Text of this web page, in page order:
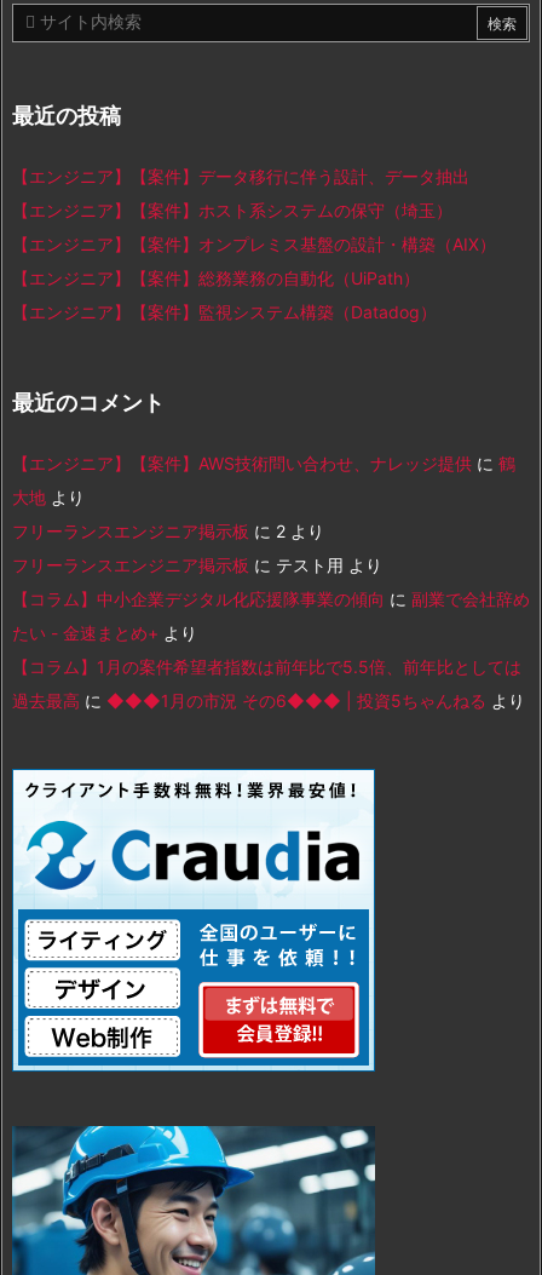
最近の投稿
【エンジニア】【案件】データ移行に伴う設計、データ抽出
【エンジニア】【案件】ホスト系システムの保守（埼玉）
【エンジニア】【案件】オンプレミス基盤の設計・構築（AIX）
【エンジニア】【案件】総務業務の自動化（UiPath）
【エンジニア】【案件】監視システム構築（Datadog）
最近のコメント
【エンジニア】【案件】AWS技術問い合わせ、ナレッジ提供 に 鶴
大地 より
フリーランスエンジニア掲示板 に 2 より
フリーランスエンジニア掲示板 に テスト用 より
【コラム】中小企業デジタル化応援隊事業の傾向 に 副業で会社辞め
たい - 金速まとめ+ より
【コラム】1月の案件希望者指数は前年比で5.5倍、前年比としては
過去最高 に ◆◆◆1月の市況 その6◆◆◆ | 投資5ちゃんねる より